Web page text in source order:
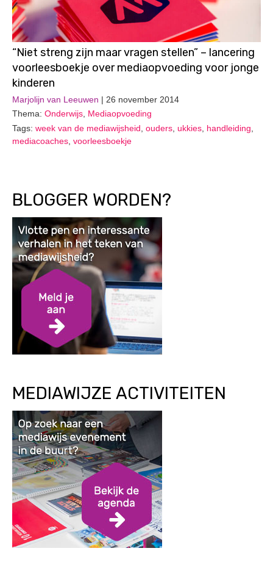
“Niet streng zijn maar vragen stellen” – lancering
voorleesboekje over mediaopvoeding voor jonge
kinderen
Marjolijn van Leeuwen | 26 november 2014
Thema: Onderwijs, Mediaopvoeding
Tags: week van de mediawijsheid, ouders, ukkies, handleiding,
mediacoaches, voorleesboekje
BLOGGER WORDEN?
MEDIAWIJZE ACTIVITEITEN